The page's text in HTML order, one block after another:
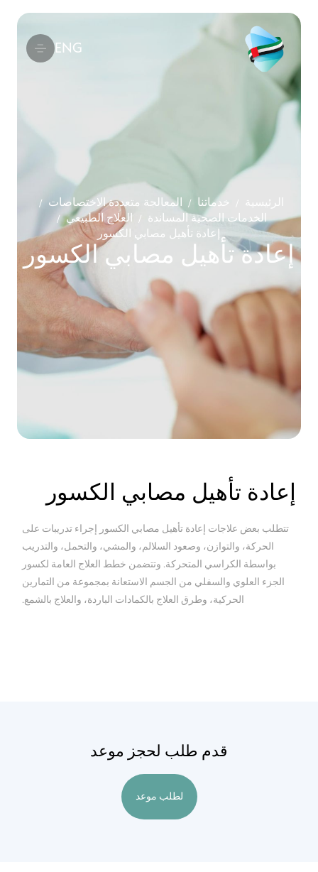
ENG
الرئيسية خدماتنا / المعالجة متعددة الاختصاصات /
الخدمات الصحية المساندة / العلاج الطبيعي /
إعادة تأهيل مصابي الكسور
إعادة تأهيل مصابي الكسور
تتطلب بعض علاجات إعادة تأهيل مصابي الكسور إجراء تدريبات على
الحركة، والتوازن، وصعود السلالم، والمشي، والتحمل، والتدريب
بواسطة الكراسي المتحركة. وتتضمن خطط العلاج العامة لكسور
الجزء العلوي والسفلي من الجسم الاستعانة بمجموعة من التمارين
الحركية، وطرق العلاج بالكمادات الباردة، والعلاج بالشمع.
إعادة تأهيل مصابي الكسور
قدم طلب لحجز موعد
لطلب موعد